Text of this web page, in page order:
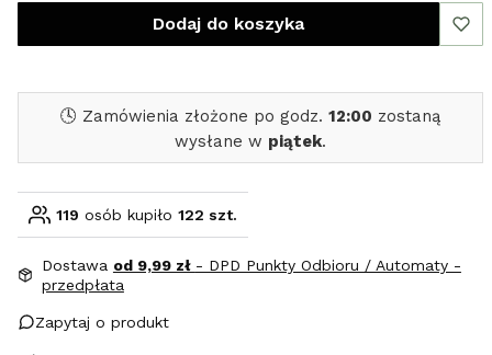
Dodaj do koszyka
🕓 Zamówienia złożone po godz. 12:00 zostaną
wysłane w piątek.
119 osób kupiło 122 szt.
Dostawa od 9,99 zł - DPD Punkty Odbioru / Automaty -
przedpłata
Zapytaj o produkt